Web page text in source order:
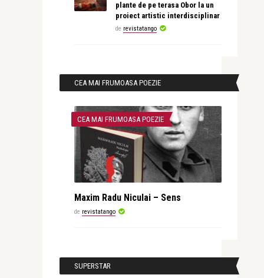
plante de pe terasa Obor la un
proiect artistic interdisciplinar
de revistatango
CEA MAI FRUMOASA POEZIE
CEA MAI FRUMOASA POEZIE
Maxim Radu Niculai – Sens
de revistatango
SUPERSTAR